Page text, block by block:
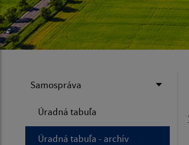
Samospráva
Úradná tabuľa
Úradná tabuľa - archív